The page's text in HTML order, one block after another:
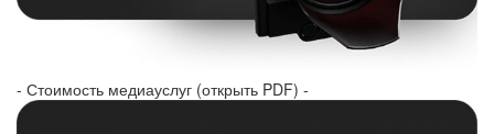
- Стоимость медиауслуг (открыть PDF) -